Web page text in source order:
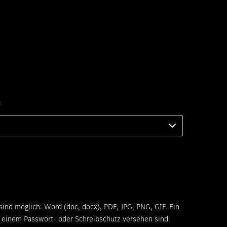
möglich: Word (doc, docx), PDF, JPG, PNG, GIF. Ein
Passwort- oder Schreibschutz versehen sind.